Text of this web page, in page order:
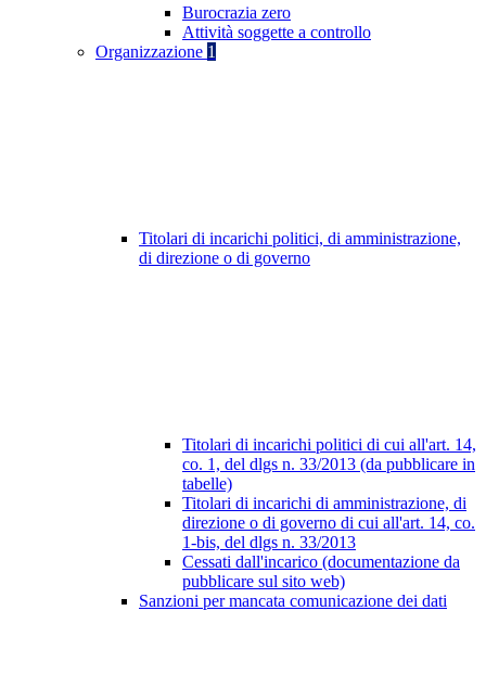
Burocrazia zero
Attività soggette a controllo
Organizzazione 1
Titolari di incarichi politici, di amministrazione,
di direzione o di governo
Titolari di incarichi politici di cui all'art. 14,
co. 1, del dlgs n. 33/2013 (da pubblicare in
tabelle)
Titolari di incarichi di amministrazione, di
direzione o di governo di cui all'art. 14, co.
1-bis, del dlgs n. 33/2013
Cessati dall'incarico (documentazione da
pubblicare sul sito web)
Sanzioni per mancata comunicazione dei dati